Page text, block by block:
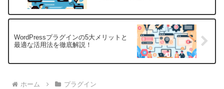
WordPressプラグインの5大メリットと
最適な活用法を徹底解説！
ホーム プラグイン